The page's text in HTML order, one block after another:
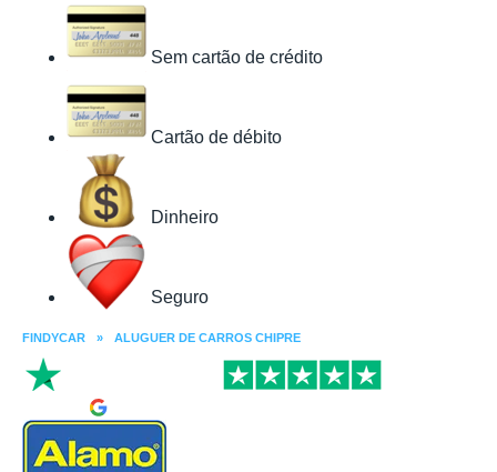
Sem cartão de crédito
Cartão de débito
Dinheiro
Seguro
FINDYCAR » ALUGUER DE CARROS CHIPRE